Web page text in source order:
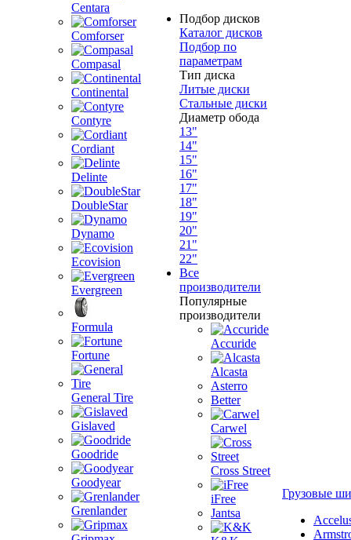
Centara
Comforser
Compasal
Continental
Contyre
Cordiant
Delinte
DoubleStar
Dynamo
Ecovision
Evergreen
Formula
Fortune
General Tire
Gislaved
Goodride
Goodyear
Grenlander
Подбор дисков
Каталог дисков
Подбор по
параметрам
Тип диска
Литые диски
Стальные диски
Диаметр обода
13"
14"
15"
16"
17"
18"
19"
20"
21"
22"
Все
производители
Популярные
производители
Accuride
Alcasta
Asterro
Better
Carwel
Cross Street
iFree
Jantsa
Грузовые